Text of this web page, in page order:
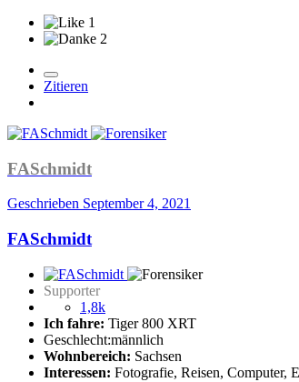
1
2
Zitieren
FASchmidt
Geschrieben September 4, 2021
FASchmidt
Supporter
1,8k
Ich fahre: Tiger 800 XRT
Geschlecht:männlich
Wohnbereich: Sachsen
Interessen: Fotografie, Reisen, Computer,